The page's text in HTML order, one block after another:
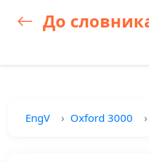
До
EngV Oxford 3000